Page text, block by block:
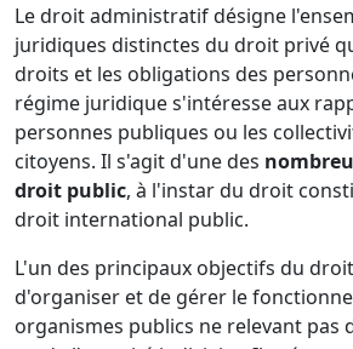
Le droit administratif désigne
juridiques distinctes du droit privé
droits et les obligations des
régime juridique s'intéresse aux
personnes publiques ou les
citoyens. Il s'agit d'une des
droit public, à l'instar du droit
droit international public.
L'un des principaux objectifs du
d'organiser et de gérer le
organismes publics ne relevant pas